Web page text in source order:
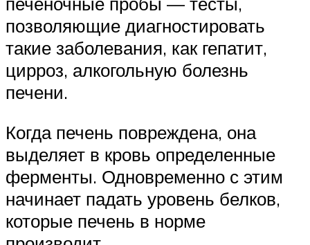
позволяющие диагностировать
такие заболевания, как гепатит,
цирроз, алкогольную болезнь
печени.
Когда печень повреждена, она
выделяет в кровь определенные
ферменты. Одновременно с этим
начинает падать уровень белков,
которые печень в норме